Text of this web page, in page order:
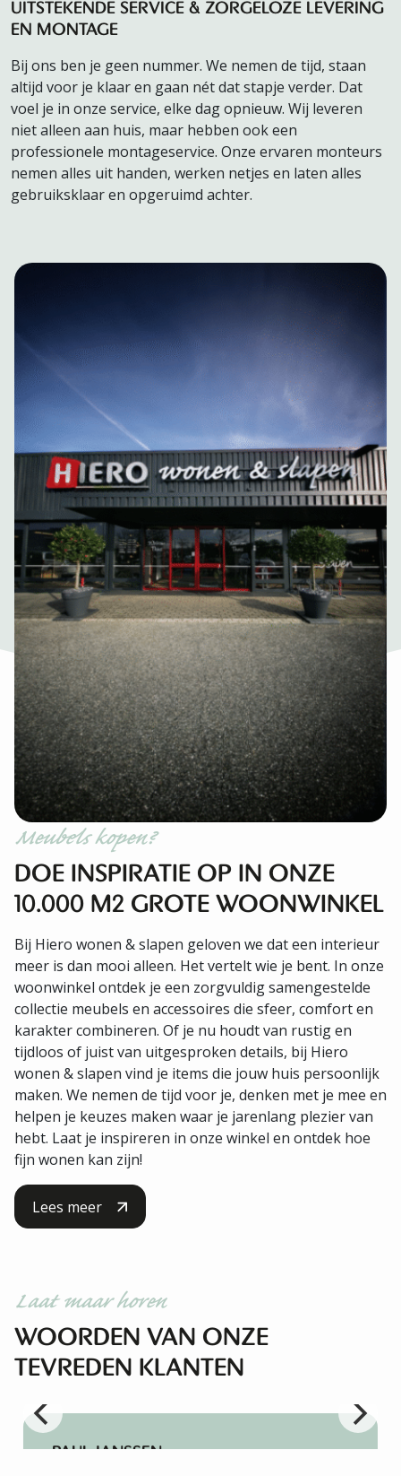
UITSTEKENDE SERVICE & ZORGELOZE LEVERING
EN MONTAGE
Bij ons ben je geen nummer. We nemen de tijd, staan
altijd voor je klaar en gaan nét dat stapje verder. Dat
voel je in onze service, elke dag opnieuw. Wij leveren
niet alleen aan huis, maar hebben ook een
professionele montageservice. Onze ervaren monteurs
nemen alles uit handen, werken netjes en laten alles
gebruiksklaar en opgeruimd achter.
Meubels kopen?
DOE INSPIRATIE OP IN ONZE
10.000 M2 GROTE WOONWINKEL
Bij Hiero wonen & slapen geloven we dat een interieur
meer is dan mooi alleen. Het vertelt wie je bent. In onze
woonwinkel ontdek je een zorgvuldig samengestelde
collectie meubels en accessoires die sfeer, comfort en
karakter combineren. Of je nu houdt van rustig en
tijdloos of juist van uitgesproken details, bij Hiero
wonen & slapen vind je items die jouw huis persoonlijk
maken. We nemen de tijd voor je, denken met je mee en
helpen je keuzes maken waar je jarenlang plezier van
hebt. Laat je inspireren in onze winkel en ontdek hoe
fijn wonen kan zijn!
Lees meer
Laat maar horen
WOORDEN VAN ONZE
TEVREDEN KLANTEN
PAUL JANSSEN